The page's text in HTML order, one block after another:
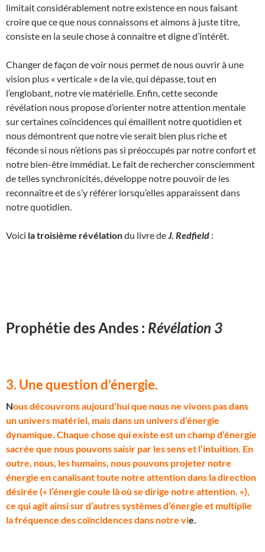
limitait considérablement notre existence en nous faisant
croire que ce que nous connaissons et aimons à juste titre,
consiste en la seule chose à connaitre et digne d’intérêt.
Changer de façon de voir nous permet de nous ouvrir à une
vision plus « verticale » de la vie, qui dépasse, tout en
l’englobant, notre vie matérielle. Enfin, cette seconde
révélation nous propose d’orienter notre attention mentale
sur certaines coïncidences qui émaillent notre quotidien et
nous démontrent que notre vie serait bien plus riche et
féconde si nous n’étions pas si préoccupés par notre confort et
notre bien-être immédiat. Le fait de rechercher consciemment
de telles synchronicités, développe notre pouvoir de les
reconnaître et de s’y référer lorsqu’elles apparaissent dans
notre quotidien.
Voici la troisième révélationdu livre de J. Redfield :
Prophétie des Andes : Révélation 3
3. Une question d’énergie.
Nous découvrons aujourd’hui que nous ne vivons pas dans
un univers matériel, mais dans un univers d’énergie
dynamique. Chaque chose qui existe est un champ d’énergie
sacrée que nous pouvons saisir par les sens et l’intuition. En
outre, nous, les humains, nous pouvons projeter notre
énergie en canalisant toute notre attention dans la direction
désirée (« l’énergie coule là où se dirige notre attention. »),
ce qui agit ainsi sur d’autres systèmes d’énergie et multiplie
la fréquence des coïncidences dans notre vie.